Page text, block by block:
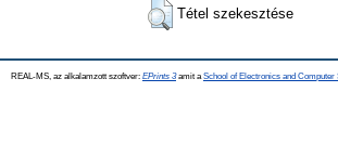
Tétel szekesztése
REAL-MS, az alkalamzott szoftver: EPrints 3amit a School of Electronics and Computer